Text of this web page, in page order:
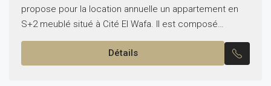
propose pour la location annuelle un appartement en
S+2 meublé situé à Cité El Wafa. Il est composé
comme suit: -Un salon spacieux avec Balcon. -Une
Détails